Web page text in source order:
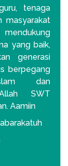
tenaga
masyarakat
yang baik,
generasi
berpegang
dan
SWT
Aamiin